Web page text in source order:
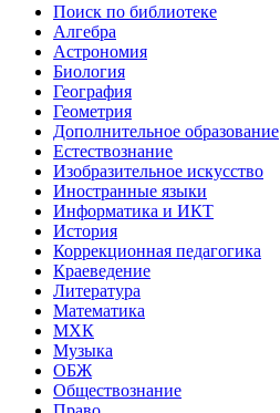
Поиск по библиотеке
Алгебра
Астрономия
Биология
География
Геометрия
Дополнительное образование
Естествознание
Изобразительное искусство
Иностранные языки
Информатика и ИКТ
История
Коррекционная педагогика
Краеведение
Литература
Математика
МХК
Музыка
ОБЖ
Обществознание